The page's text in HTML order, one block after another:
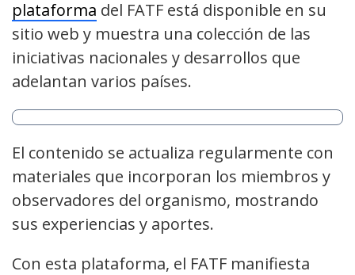
plataforma del FATF está disponible en su
sitio web y muestra una colección de las
iniciativas nacionales y desarrollos que
adelantan varios países.
El contenido se actualiza regularmente con
materiales que incorporan los miembros y
observadores del organismo, mostrando
sus experiencias y aportes.
Con esta plataforma, el FATF manifiesta